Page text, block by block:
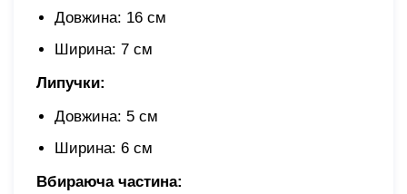
Довжина: 16 см
Ширина: 7 см
Липучки:
Довжина: 5 см
Ширина: 6 см
Вбираюча частина: